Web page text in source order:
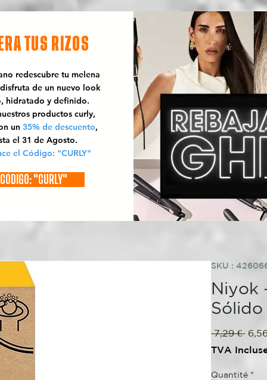
TUS RIZOS
redescubre tu melena
de un nuevo look
hidratado y definido.
productos curly,
un 35% de descuento,
el 31 de Agosto.
el Código: "CURLY"
CÓDIGO: "CURLY"
SKU :
Niyok
7,29 € Prix
TVA
Quantité *